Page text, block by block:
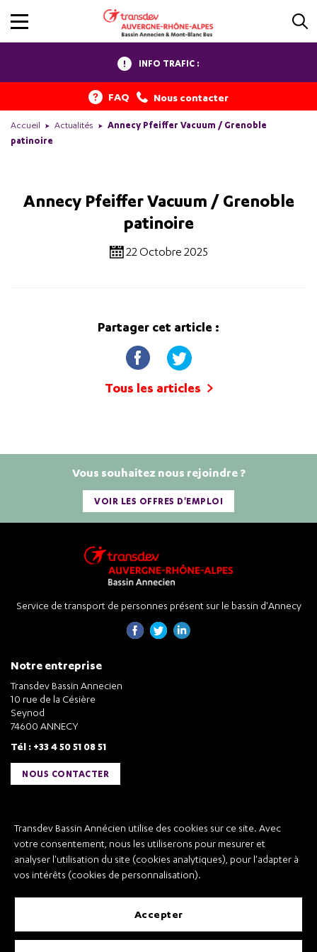
Transdev Bassin Annécien utilise des cookies sur ce site. Avec
votre consentement, nous les utiliserons pour mesurer et
analyser l'utilisation du site (cookies analytiques), pour l'adapter à
vos intérêts (cookies de personnalisation).
accepter
INFO TRAFIC :
FAQ Nous contacter
Accueil Actualités
Annecy Pfeiffer Vacuum / Grenoble
patinoire
Annecy Pfeiffer Vacuum / Grenoble
patinoire
22 Octobre 2025
Partager cet article :
Tous les articles
Vous souhaitez nous rejoindre ?
VOIR LES OFFRES D'EMPLOI
Service de transport de personnes présent sur le bassin d'Annecy
Notre entreprise
Transdev Bassin Annecien
10 rue de la Césière
Seynod
74600 ANNECY
Tél : +33 4 50 51 08 51
NOUS CONTACTER
Transdev Bassin Annécien
Recrutement